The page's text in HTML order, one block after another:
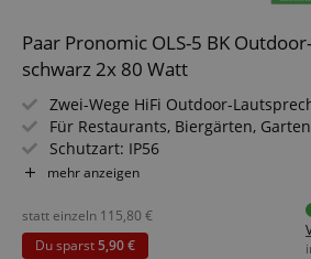
Paar Pronomic OLS-5 BK
schwarz 2x 80 Watt
Zwei-Wege HiFi Outdoor-
Für Restaurants, Biergärten,
Schutzart: IP56
Belastbarkeit: 40 Watt (RMS)
mehr anzeigen
statt einzeln 115,80 €
Du sparst5,90 €